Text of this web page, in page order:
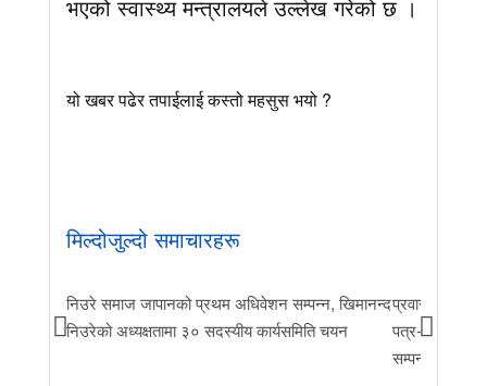
भएको स्वास्थ्य मन्त्रालयले उल्लेख गरेको छ ।
यो खबर पढेर तपाईलाई कस्तो महसुस भयो ?
मिल्दोजुल्दो समाचारहरू
निउरे समाज जापानको प्रथम अधिवेशन सम्पन्न, खिमानन्द
निउरेको अध्यक्षतामा ३० सदस्यीय कार्यसमिति चयन
प्रवास र
पत्र-२०२६
सम्पन्न